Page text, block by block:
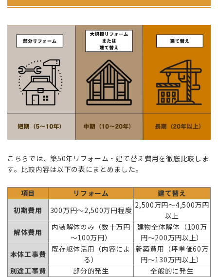
こちらでは、築50年リフォーム・建て替え費用を徹底比較しま
す。比較内容は以下の表にまとめました。
項目 リフォーム
建て替え
初期費用
300万円～2,500万円程度
2,500万円～4,500万円
以上
解体費用
内装解体のみ（数十万円
～100万円）
建物全体解体（100万
円～200万円以上）
本体工事費
既存躯体活用（内容によ
る）
新築費用（坪単価60万
円～130万円以上）
別途工事費
部分的発生
全般的に発生